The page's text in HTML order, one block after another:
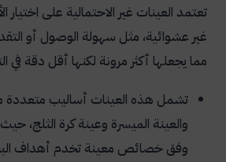
تعتمد العينات غير الاحتمالية على اختيار
غير عشوائية، مثل سهولة الوصول أو
مما يجعلها أكثر مرونة لكنها أقل دقة في
تشمل هذه العينات أساليب متعددة
والعينة الميسرة وعينة كرة الثلج،
وفق خصائص معينة تخدم أهداف